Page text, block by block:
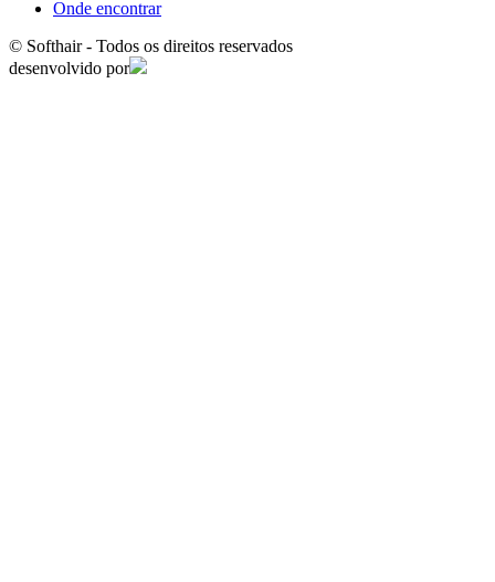
Onde encontrar
© Softhair - Todos os direitos reservados
desenvolvido por